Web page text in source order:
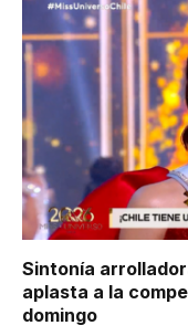
Sintonía
aplasta a la
domingo